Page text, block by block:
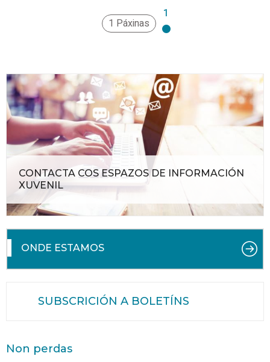
1 Páxinas
1
CONTACTA COS ESPAZOS DE INFORMACIÓN
XUVENIL
ONDE ESTAMOS
SUBSCRICIÓN A BOLETÍNS
Non perdas